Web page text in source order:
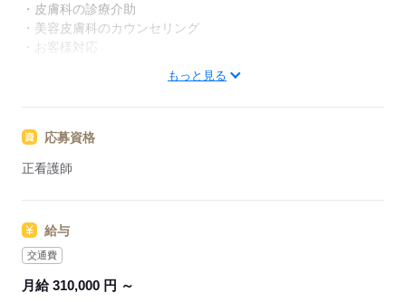
【もちろん無料】
費用は一切かかりません。
・皮膚科の診療介助
・美容皮膚科のカウンセリング
・お客様対応
◎人気の美容皮膚科求人です！
ニケーションのスキルも身につきます。
◎研修制度・勉強会充実
また、経験者のキャリアアップも応援している職場です。
土日祝日がお休みで予定も立てやすく、プライベートも充実♪
日勤のお仕事なので生活リズムも整えやすい勤務体制です。
アクセス良好！仕事終わりのお買い物にも便利です！
もっと見る
応募資格
正看護師
給与
交通費
月給 310,000 円 ～